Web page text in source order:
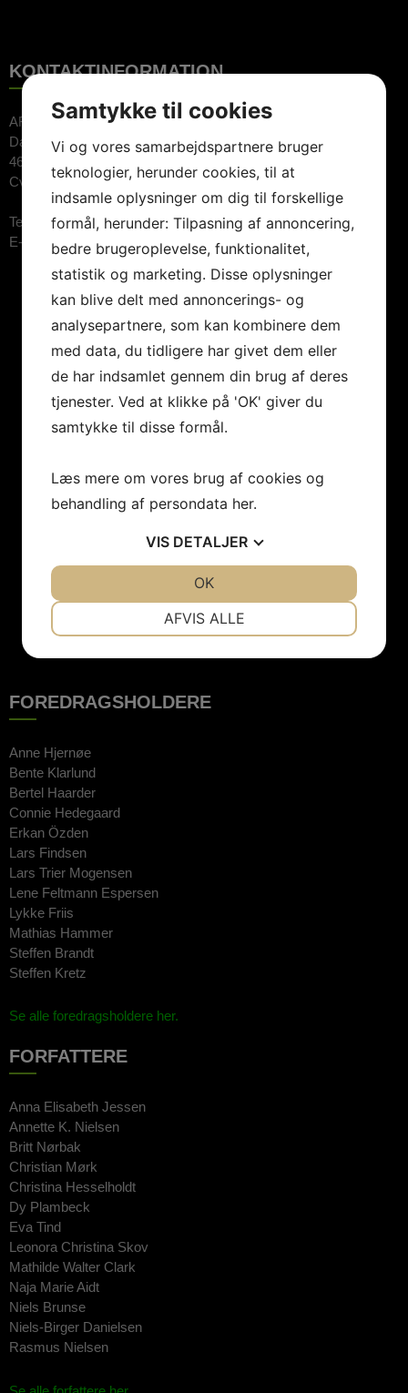
KONTAKTINFORMATION
ARTE Booking ApS
Dalvej 11
4690 Haslev
Cvr.nr: 26744520
Telefon:3848 1400 (09.00-15.00)
E-mail:booking@artebooking.dk
FOREDRAGSHOLDERE
Anne Hjernøe
Bente Klarlund
Bertel Haarder
Connie Hedegaard
Erkan Özden
Lars Findsen
Lars Trier Mogensen
Lene Feltmann Espersen
Lykke Friis
Mathias Hammer
Steffen Brandt
Steffen Kretz
Se alle foredragsholdere her.
FORFATTERE
Anna Elisabeth Jessen
Annette K. Nielsen
Britt Nørbak
Christian Mørk
Christina Hesselholdt
Dy Plambeck
Eva Tind
Leonora Christina Skov
Mathilde Walter Clark
Naja Marie Aidt
Niels Brunse
Niels-Birger Danielsen
Rasmus Nielsen
Samtykke til cookies
Vi og vores samarbejdspartnere bruger
teknologier, herunder cookies, til at
indsamle oplysninger om dig til forskellige
formål, herunder: Tilpasning af annoncering,
bedre brugeroplevelse, funktionalitet,
statistik og marketing. Disse oplysninger
kan blive delt med annoncerings- og
analysepartnere, som kan kombinere dem
med data, du tidligere har givet dem eller
de har indsamlet gennem din brug af deres
tjenester. Ved at klikke på 'OK' giver du
samtykke til disse formål.
Læs mere om vores brug af cookies og
behandling af persondata her.
VIS DETALJER
AFVIS ALLE
OK